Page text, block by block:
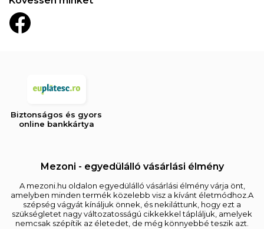
Biztonságos és gyors
online bankkártya
Mezoni - egyedülálló vásárlási élmény
A mezoni.hu oldalon egyedülálló vásárlási élmény várja önt,
amelyben minden termék közelebb visz a kívánt életmódhoz.A
szépség vágyát kínáljuk önnek, és nekiláttunk, hogy ezt a
szükségletet nagy változatosságú cikkekkel tápláljuk, amelyek
nemcsak szépítik az életedet, de még könnyebbé teszik azt.